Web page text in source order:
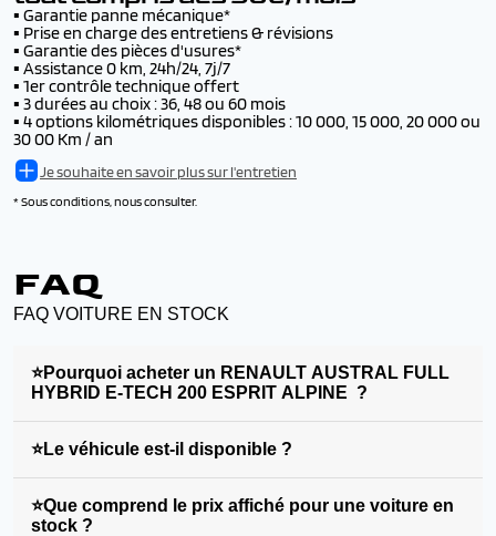
▪️ Garantie panne mécanique*
▪️ Prise en charge des entretiens & révisions
▪️ Garantie des pièces d'usures*
▪️ Assistance 0 km, 24h/24, 7j/7
▪️ 1er contrôle technique offert
▪️ 3 durées au choix : 36, 48 ou 60 mois
▪️ 4 options kilométriques disponibles : 10 000, 15 000, 20 000 ou
30 00 Km / an
Je souhaite en savoir plus sur l'entretien
* Sous conditions, nous consulter.
FAQ
FAQ VOITURE EN STOCK
⭐Pourquoi acheter un RENAULT AUSTRAL FULL
HYBRID E-TECH 200 ESPRIT ALPINE ?
⭐Le véhicule est-il disponible ?
⭐Que comprend le prix affiché pour une voiture en
stock ?